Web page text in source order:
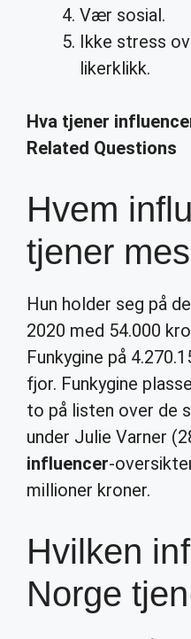
Vær sosial.
Ikke stress
likerklikk.
Hva tjener
Related Questions
Hvem
tjener
Hun holder seg på
2020 med 54.000
Funkygine på
fjor. Funkygine
to på listen over de
under Julie Varner
influencer-
millioner kroner.
Hvilken
Norge